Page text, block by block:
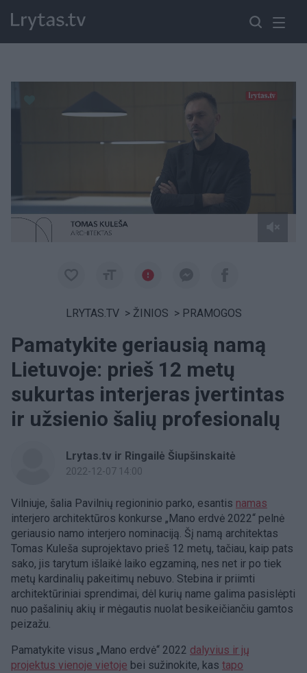
LRYTAS.TV > ŽINIOS > PRAMOGOS
Pamatykite geriausią namą
Lietuvoje: prieš 12 metų
sukurtas interjeras įvertintas
ir užsienio šalių profesionalų
Lrytas.tv ir Ringailė Šiupšinskaitė
2022-12-07 14:00
Vilniuje, šalia Pavilnių regioninio parko, esantis namas
interjero architektūros konkurse „Mano erdvė 2022“ pelnė
geriausio namo interjero nominaciją. Šį namą architektas
Tomas Kuleša suprojektavo prieš 12 metų, tačiau, kaip pats
sako, jis tarytum išlaikė laiko egzaminą, nes net ir po tiek
metų kardinalių pakeitimų nebuvo. Stebina ir priimti
architektūriniai sprendimai, dėl kurių name galima pasislėpti
nuo pašalinių akių ir mėgautis nuolat besikeičiančiu gamtos
peizažu.
Pamatykite visus „Mano erdvė“ 2022 dalyvius ir jų
projektus vienoje vietoje bei sužinokite, kas tapo